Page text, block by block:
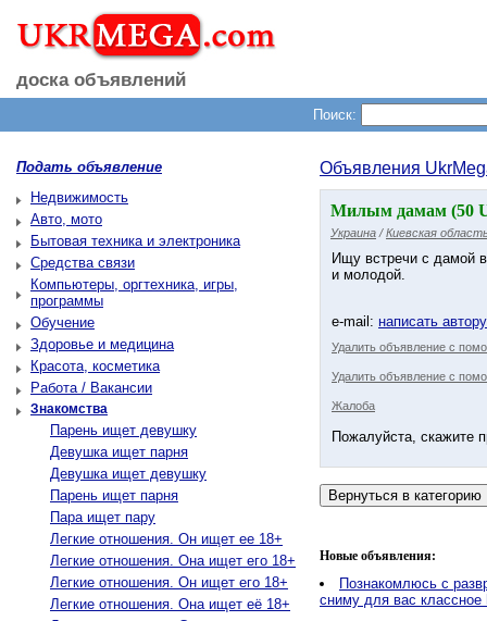
доска объявлений
Поиск:
Подать объявление
Недвижимость
Авто, мото
Бытовая техника и электроника
Средства связи
Компьютеры, оргтехника, игры,
программы
Обучение
Здоровье и медицина
Красота, косметика
Работа / Вакансии
Знакомства
Парень ищет девушку
Девушка ищет парня
Девушка ищет девушку
Парень ищет парня
Пара ищет пару
Легкие отношения. Он ищет ее 18+
Легкие отношения. Она ищет его 18+
Легкие отношения. Он ищет его 18+
Легкие отношения. Она ищет её 18+
Объявления
Милым дамам (50
Украина /Киевская
Ищу встречи с дамой
и молодой.
e-mail: написать
Удалить объявление с
Удалить объявление с
Жалоба
Пожалуйста, скажите
Новые объявления:
Познакомлюсь с
сниму для вас классное